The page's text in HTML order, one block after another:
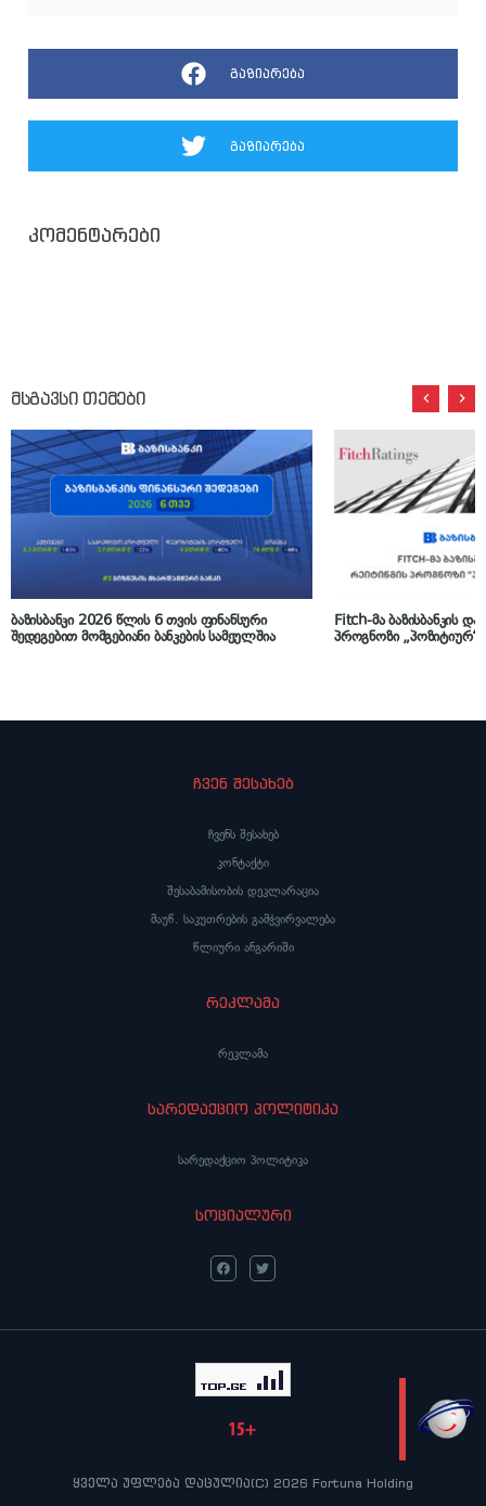
LIVE
გაზიარება
გაზიარება
კომენტარები
მსგავსი თემები
ბაზისბანკი 2026 წლის 6 თვის ფინანსური
შედეგებით მომგებიანი ბანკების სამეულშია
Fitch-მა ბაზისბანკის
პროგნოზი „პოზიტიურ“
ჩვენ შესახებ
ჩვენს შესახებ
კონტაქტი
შესაბამისობის დეკლარაცია
მაუწ. საკუთრების გამჭვირვალება
წლიური ანგარიში
რეკლამა
რეკლამა
სარედაქციო პოლიტიკა
სარედაქციო პოლიტიკა
სოციალური
ყველა უფლება დაცულია(C) 2026 Fortuna Holding